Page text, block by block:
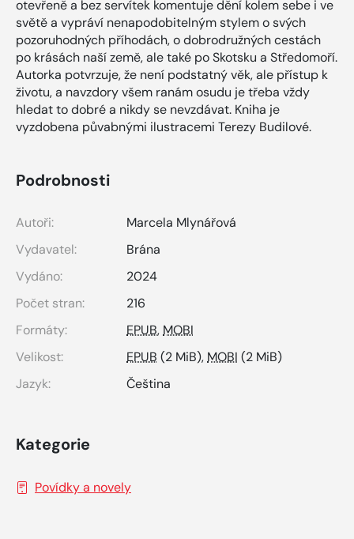
otevřeně a bez servítek komentuje dění kolem sebe i ve
světě a vypráví nenapodobitelným stylem o svých
pozoruhodných příhodách, o dobrodružných cestách
po krásách naší země, ale také po Skotsku a Středomoří.
Autorka potvrzuje, že není podstatný věk, ale přístup k
životu, a navzdory všem ranám osudu je třeba vždy
hledat to dobré a nikdy se nevzdávat. Kniha je
vyzdobena půvabnými ilustracemi Terezy Budilové.
Podrobnosti
Autoři:
Marcela Mlynářová
Vydavatel:
Brána
Vydáno:
2024
Počet stran:
216
Formáty:
EPUB, MOBI
Velikost:
EPUB (2 MiB), MOBI (2 MiB)
Jazyk:
Čeština
Kategorie
Povídky a novely